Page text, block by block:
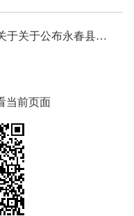
县青苗及地上附着物补偿标准的通知
当前页面